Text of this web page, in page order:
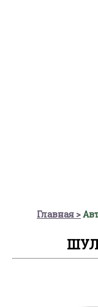
Главная